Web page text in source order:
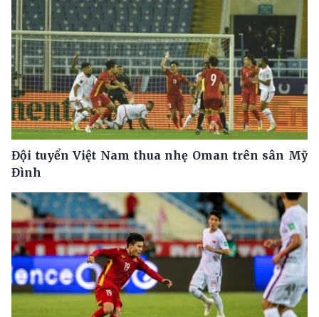
Đội tuyển Việt Nam thua nhẹ Oman trên sân Mỹ
Đình